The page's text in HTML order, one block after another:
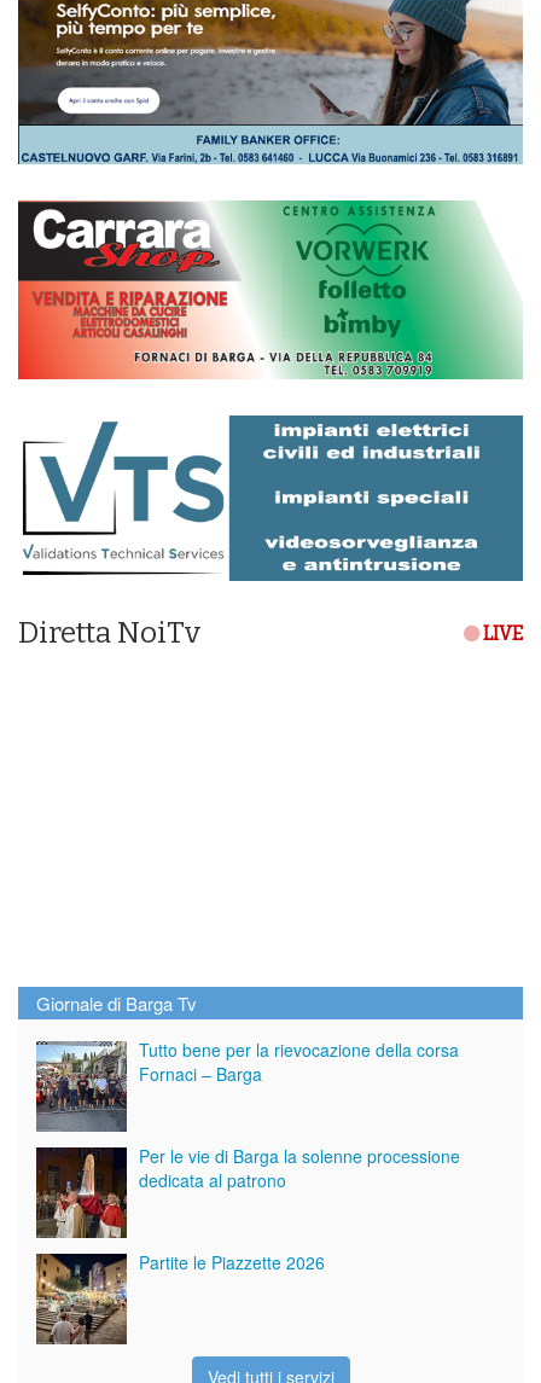
Diretta NoiTv LIVE
Giornale di Barga Tv
Tutto bene per la rievocazione della corsa
Fornaci – Barga
Per le vie di Barga la solenne processione
dedicata al patrono
Partite le Piazzette 2026
Vedi tutti i servizi